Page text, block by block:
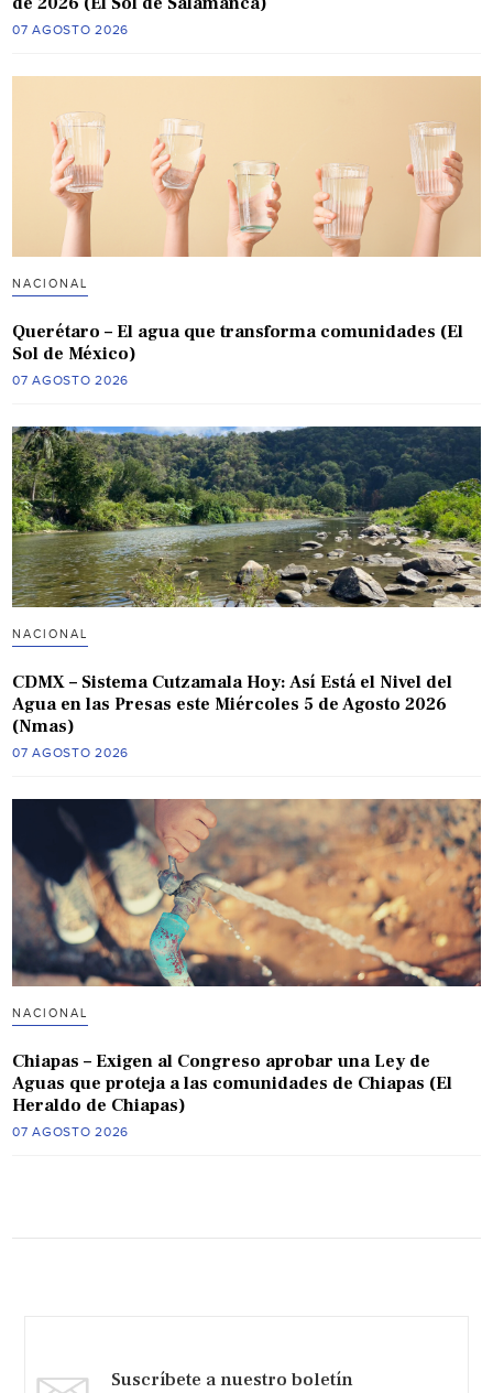
07 AGOSTO 2026
NACIONAL
Querétaro – El agua que transforma comunidades (El
Sol de México)
07 AGOSTO 2026
NACIONAL
CDMX – Sistema Cutzamala Hoy: Así Está el Nivel del
Agua en las Presas este Miércoles 5 de Agosto 2026
(Nmas)
07 AGOSTO 2026
NACIONAL
Chiapas – Exigen al Congreso aprobar una Ley de
Aguas que proteja a las comunidades de Chiapas (El
Heraldo de Chiapas)
07 AGOSTO 2026
Suscríbete a nuestro boletín